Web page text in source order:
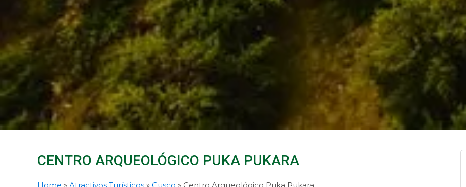
CENTRO ARQUEOLÓGICO PUKA PUKARA